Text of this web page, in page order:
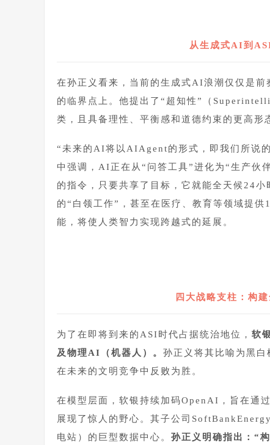
从生成式AI到
在孙正义看来，当前的生成式AI浪潮仅仅是
的临界点上。他提出了“超知性”（
类，且具备理性、平衡感和道德约束的更高形
“未来的AI将以AIAgent的形式，即我们所说
中强调，AI正在从“问答工具”进化为“生产伙
的指令，只要共享了目标，它就能全天候24
的“白领工作”，甚至在医疗、教育等领域提
能，将使人类智力实现跨越式的延展。
四大战略支柱：构
为了在即将到来的 ASI时代占据统治地位， 软
及 物理AI （机器人）。 孙正义将其比喻为黑
在未来的文明竞争中反败为胜。
在模型层面，软银持续加码OpenAI，旨在通
展现了惊人的野心。其子公司
电站）的巨型数据中心。 孙正义明确指出：“